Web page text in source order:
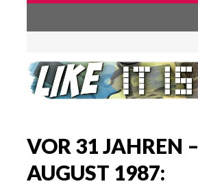
VOR 31 JAHREN –
AUGUST 1987: